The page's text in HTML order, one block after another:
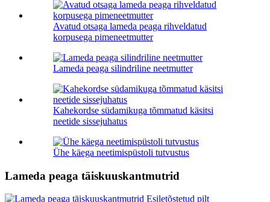
Avatud otsaga lameda peaga rihveldatud
korpusega pimeneetmutter
Lameda peaga silindriline neetmutter
Kahekordse südamikuga tõmmatud käsitsi
neetide sissejuhatus
Ühe käega neetimispüstoli tutvustus
Lameda peaga täiskuuskantmutrid